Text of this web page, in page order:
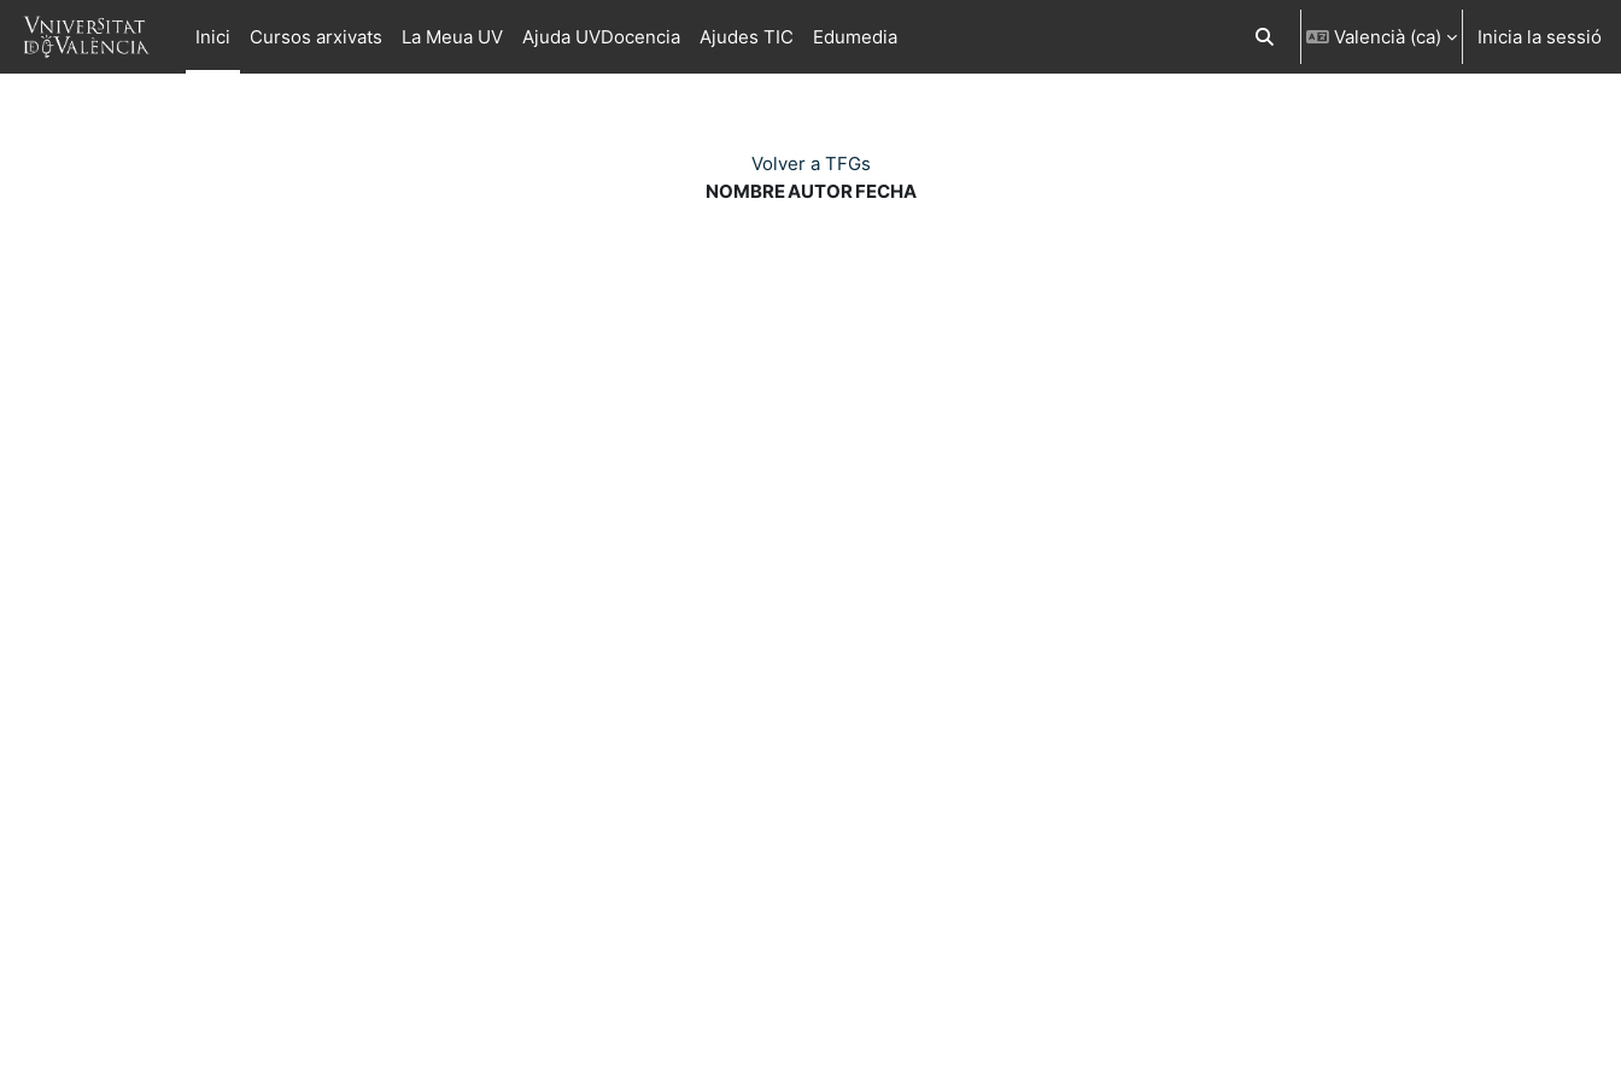
Ves al contingut principal
Inici
Cursos arxivats La Meua UV Ajuda UVDocencia Ajudes TIC Edumedia Commuta l'entrada de la cerca
Valencià ‎(ca)‎ Inicia la sessió
Volver a TFGs
NOMBREAUTORFECHA